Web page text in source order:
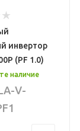
инвертор
(PF 1.0)
наличие
V-